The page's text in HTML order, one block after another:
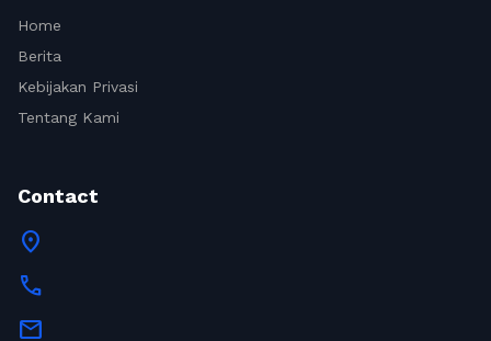
Home
Berita
Kebijakan Privasi
Tentang Kami
Contact
location_on
call
mail